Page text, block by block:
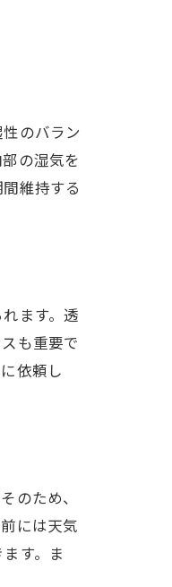
のバラン
の湿気を
維持する
ます。透
も重要で
依頼し
のため、
には天気
す。ま